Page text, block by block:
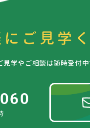
ご見学
見学やご相談は随時受付